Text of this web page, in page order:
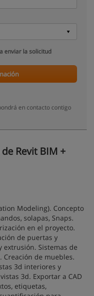
enviar la solicitud
en contacto contigo
Revit BIM +
Modeling). Concepto
solapas, Snaps.
en el proyecto.
de puertas y
Sistemas de
Creación de muebles.
3d interiores y
3d. Exportar a CAD
etiquetas,